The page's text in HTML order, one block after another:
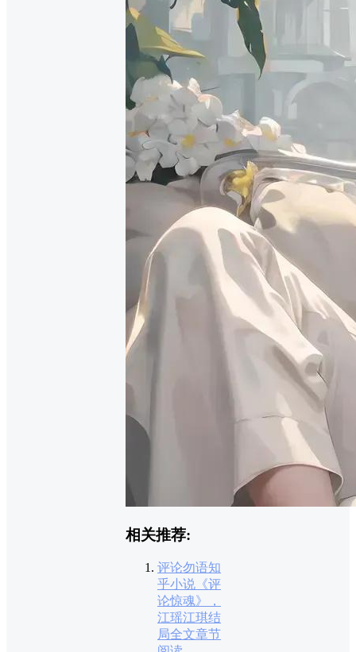
相关推荐:
评论勿语知
乎小说《评
论惊魂》，
江瑶江琪结
局全文章节